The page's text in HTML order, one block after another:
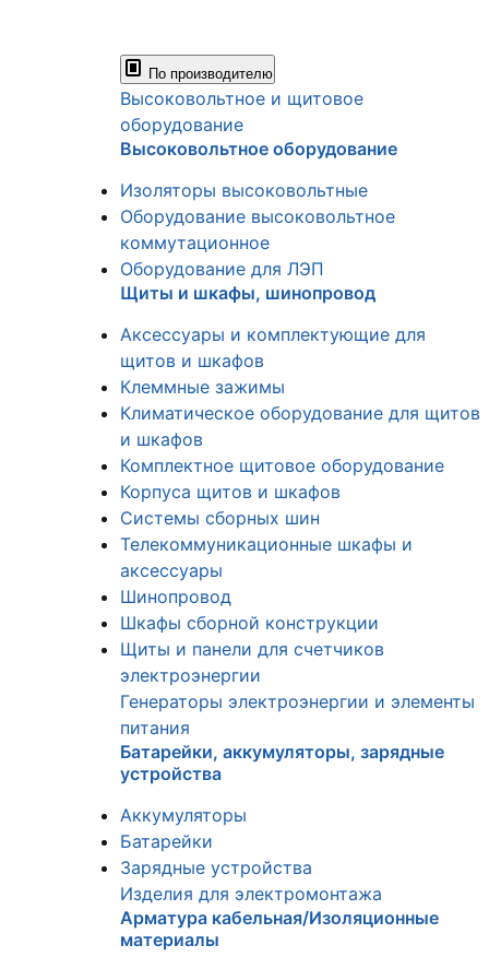
По производителю
Высоковольтное и щитовое
оборудование
Высоковольтное оборудование
Изоляторы высоковольтные
Оборудование высоковольтное
коммутационное
Оборудование для ЛЭП
Щиты и шкафы, шинопровод
Аксессуары и комплектующие для
щитов и шкафов
Клеммные зажимы
Климатическое оборудование для щитов
и шкафов
Комплектное щитовое оборудование
Корпуса щитов и шкафов
Системы сборных шин
Телекоммуникационные шкафы и
аксессуары
Шинопровод
Шкафы сборной конструкции
Щиты и панели для счетчиков
электроэнергии
Генераторы электроэнергии и элементы
питания
Батарейки, аккумуляторы, зарядные
устройства
Аккумуляторы
Батарейки
Зарядные устройства
Изделия для электромонтажа
Арматура кабельная/Изоляционные
материалы